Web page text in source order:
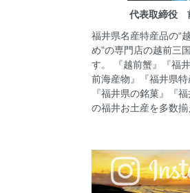
代表取締役
福井県名産特産品の“
め”の専門店の越前三
す。 『越前蟹』『福
前海産物』『福井県特
『福井県の銘菓』『
の福井お土産を多数揃